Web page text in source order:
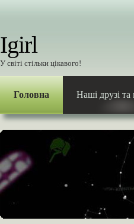
Igirl
У світі стільки цікавого!
Головна Наші друзі та